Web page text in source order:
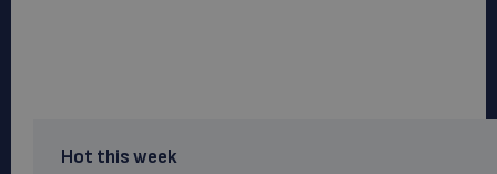
Hot this week